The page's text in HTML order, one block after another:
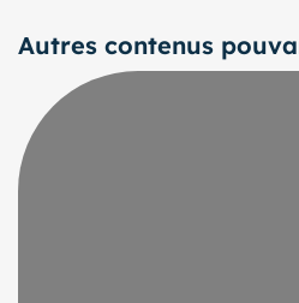
Autres contenus